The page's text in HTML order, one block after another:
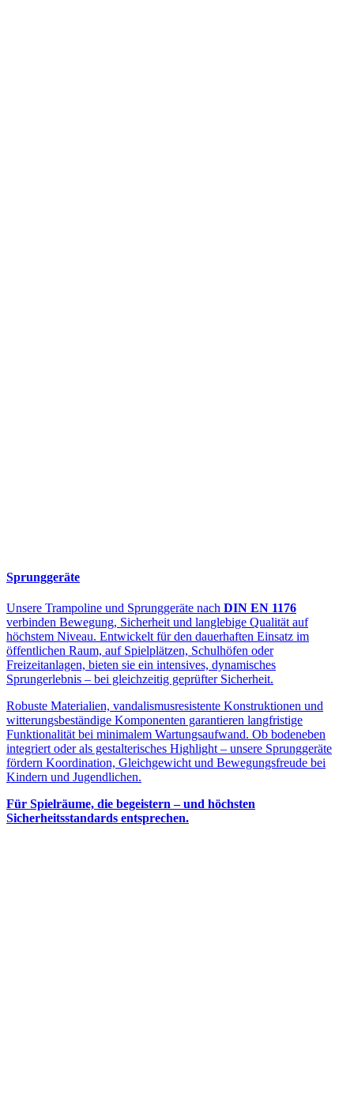
Sprunggeräte
Unsere Trampoline und Sprunggeräte nach DIN EN 1176
verbinden Bewegung, Sicherheit und langlebige Qualität auf
höchstem Niveau. Entwickelt für den dauerhaften Einsatz im
öffentlichen Raum, auf Spielplätzen, Schulhöfen oder
Freizeitanlagen, bieten sie ein intensives, dynamisches
Sprungerlebnis – bei gleichzeitig geprüfter Sicherheit.
Robuste Materialien, vandalismusresistente Konstruktionen und
witterungsbeständige Komponenten garantieren langfristige
Funktionalität bei minimalem Wartungsaufwand. Ob bodeneben
integriert oder als gestalterisches Highlight – unsere Sprunggeräte
fördern Koordination, Gleichgewicht und Bewegungsfreude bei
Kindern und Jugendlichen.
Für Spielräume, die begeistern – und höchsten
Sicherheitsstandards entsprechen.